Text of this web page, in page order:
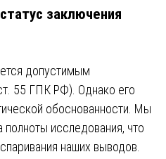
заключения
допустимым
55 ГПК РФ). Однако его
обоснованности. Мы
исследования, что
наших выводов.